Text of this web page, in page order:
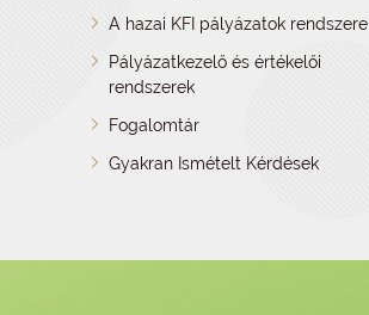
A hazai KFI pályázatok rendszere
Pályázatkezelő és értékelői
rendszerek
Fogalomtár
Gyakran Ismételt Kérdések